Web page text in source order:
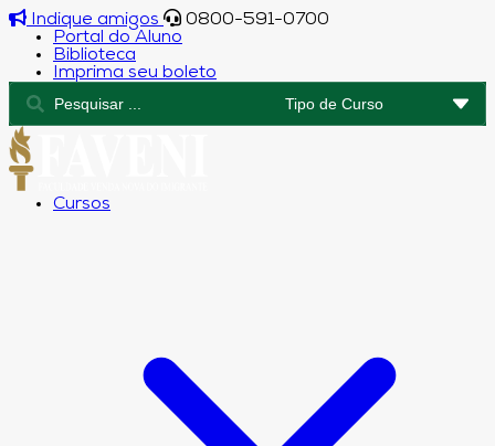
Indique amigos
0800-591-0700
Portal do Aluno
Biblioteca
Imprima seu boleto
Cursos